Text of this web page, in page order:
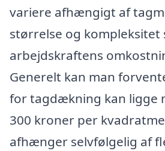
variere afhængigt af
størrelse og kompleksitet
arbejdskraftens
Generelt kan man
for tagdækning kan ligge
300 kroner per
afhænger selvfølgelig af